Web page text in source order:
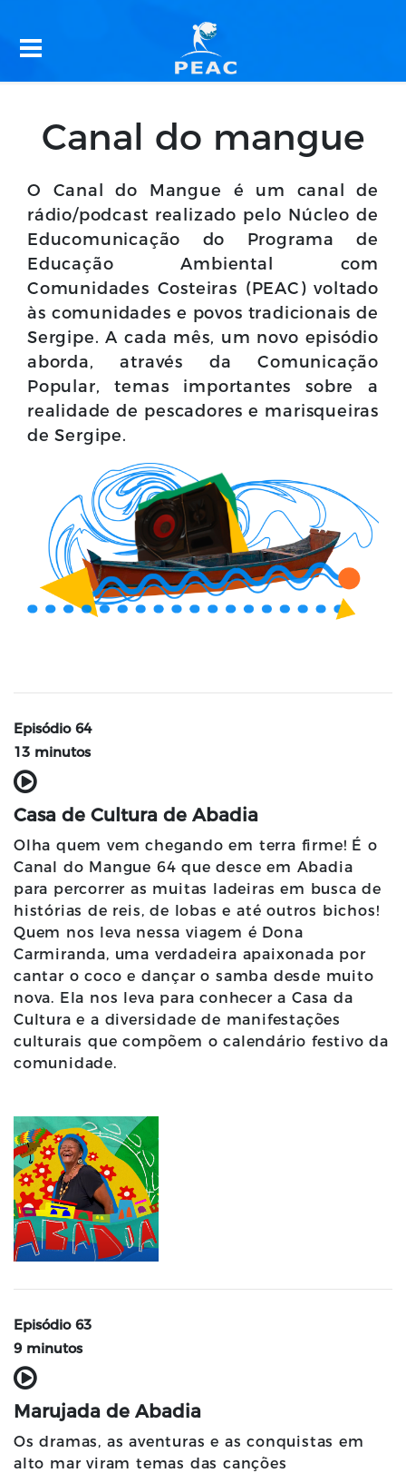
Canal do mangue
O Canal do Mangue é um canal de
rádio/podcast realizado pelo Núcleo de
Educomunicação do Programa de
Educação Ambiental com
Comunidades Costeiras (PEAC) voltado
às comunidades e povos tradicionais de
Sergipe. A cada mês, um novo episódio
aborda, através da Comunicação
Popular, temas importantes sobre a
realidade de pescadores e marisqueiras
de Sergipe.
Episódio 64
13 minutos
Casa de Cultura de Abadia
Olha quem vem chegando em terra firme! É o
Canal do Mangue 64 que desce em Abadia
para percorrer as muitas ladeiras em busca de
histórias de reis, de lobas e até outros bichos!
Quem nos leva nessa viagem é Dona
Carmiranda, uma verdadeira apaixonada por
cantar o coco e dançar o samba desde muito
nova. Ela nos leva para conhecer a Casa da
Cultura e a diversidade de manifestações
culturais que compõem o calendário festivo da
comunidade.
Episódio 63
9 minutos
Marujada de Abadia
Os dramas, as aventuras e as conquistas em
alto mar viram temas das canções